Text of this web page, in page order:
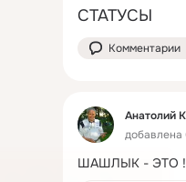
СТАТУСЫ
Комментарии
Анатолий
добавлена
ШАШЛЫК - ЭТО